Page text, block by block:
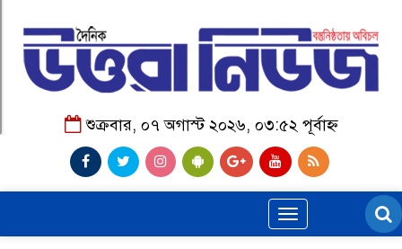
শুক্রবার, ০৭ অগাস্ট ২০২৬, ০৩:৫২ পূর্বাহ্ন
Toggle
navigation